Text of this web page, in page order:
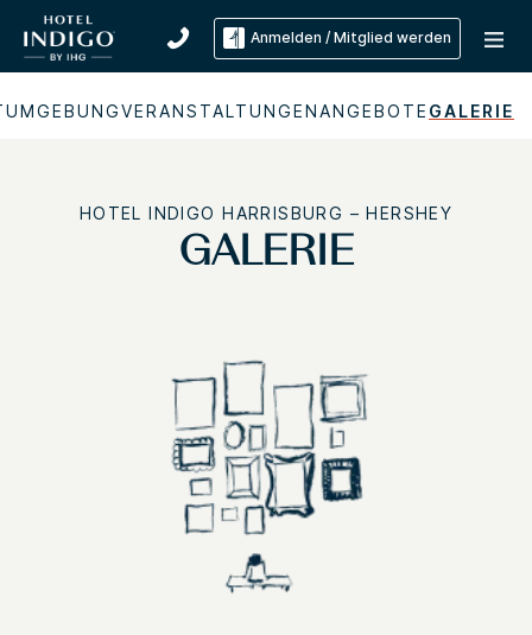
Anmelden / Mitglied werden
UMGEBUNGVERANSTALTUNGENANGEBOTE GALERIE
HOTEL INDIGO HARRISBURG – HERSHEY
GALERIE